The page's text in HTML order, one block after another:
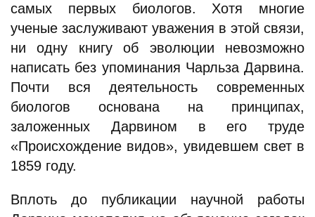
самых первых биологов. Хотя многие
ученые заслуживают уважения в этой связи,
ни одну книгу об эволюции невозможно
написать без упоминания Чарльза Дарвина.
Почти вся деятельность современных
биологов основана на принципах,
заложенных Дарвином в его труде
«Происхождение видов», увидевшем свет в
1859 году.
Вплоть до публикации научной работы